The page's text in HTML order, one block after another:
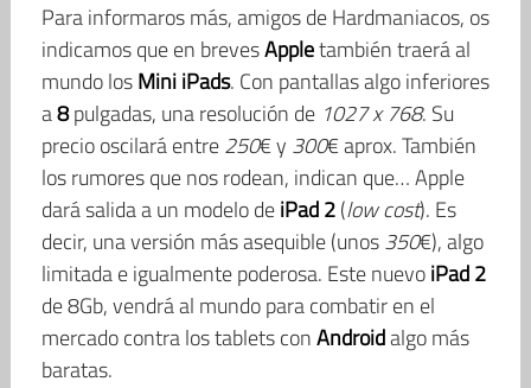
Para informaros más, amigos de Hardmaniacos, os
indicamos que en brevesAppletambién traerá al
mundo losMiniiPads. Con pantallas algo inferiores
a8pulgadas, una resolución de 1027 x 768. Su
precio oscilará entre250€ y 300€ aprox. También
los rumores que nos rodean, indican que… Apple
dará salida a un modelo deiPad 2(low cost). Es
decir, una versión más asequible (unos350€), algo
limitada e igualmente poderosa. Este nuevoiPad2
de 8Gb, vendrá al mundo para combatir en el
mercado contra los tablets conAndroidalgo más
baratas.